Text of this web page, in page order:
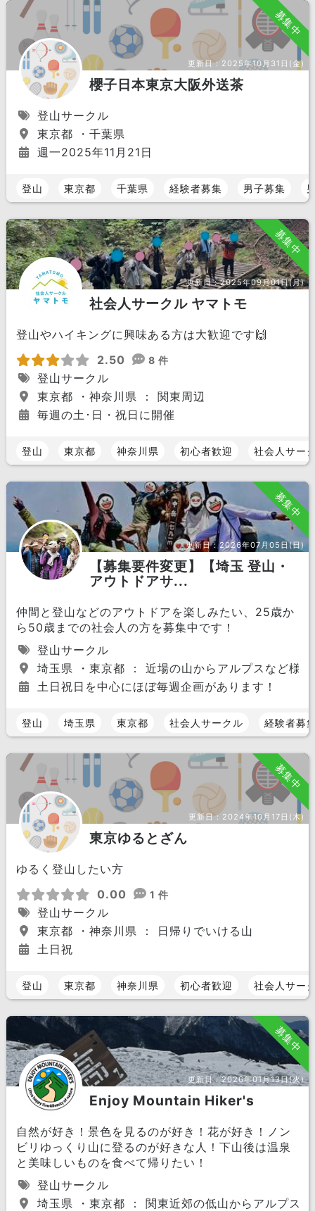
募集中
更新日： 2025年10月31日(金)
櫻子日本東京大阪外送茶
登山サークル
東京都 ・千葉県
週一2025年11月21日
登山 東京都 千葉県 経験者募集 男子募集
募集中
更新日：2025年09月01日(月)
社会人サークル ヤマトモ
登山やハイキングに興味ある方は大歓迎です🙌
2.50
8 件
登山サークル
東京都 ・神奈川県 ： 関東周辺
毎週の土･日・祝日に開催
登山 東京都 神奈川県 初心者歓迎 社会人サー
募集中
更新日：2026年07月05日(日)
【募集要件変更】【埼玉 登山・
アウトドアサ...
仲間と登山などのアウトドアを楽しみたい、25歳か
ら50歳までの社会人の方を募集中です！
登山サークル
埼玉県 ・東京都 ： 近場の山からアルプスなど様
土日祝日を中心にほぼ毎週企画があります！
登山 埼玉県 東京都 社会人サークル 経験者募
募集中
更新日： 2024年10月17日(木)
東京ゆるとざん
ゆるく登山したい方
0.00
1 件
登山サークル
東京都 ・神奈川県 ： 日帰りでいける山
土日祝
登山 東京都 神奈川県 初心者歓迎 社会人サー
募集中
更新日：2026年01月13日(火)
Enjoy Mountain Hiker's
自然が好き！景色を見るのが好き！花が好き！ノン
ビリゆっくり山に登るのが好きな人！下山後は温泉
と美味しいものを食べて帰りたい！
登山サークル
埼玉県 ・東京都 ： 関東近郊の低山からアルプス